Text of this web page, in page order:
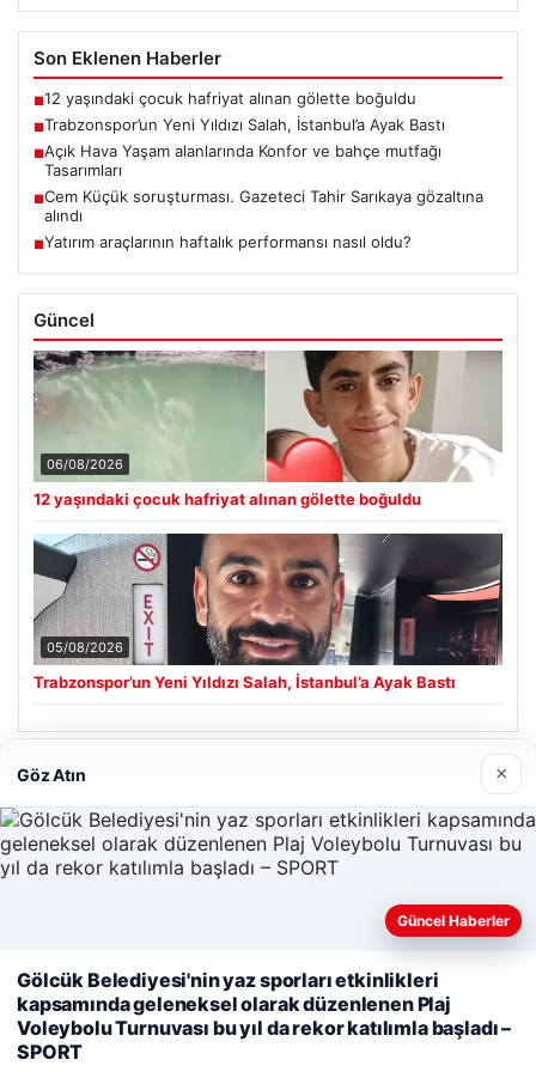
Son Eklenen Haberler
■12 yaşındaki çocuk hafriyat alınan gölette boğuldu
■Trabzonspor’un Yeni Yıldızı Salah, İstanbul’a Ayak Bastı
■Açık Hava Yaşam alanlarında Konfor ve bahçe mutfağı
Tasarımları
■Cem Küçük soruşturması. Gazeteci Tahir Sarıkaya gözaltına
alındı
■Yatırım araçlarının haftalık performansı nasıl oldu?
Güncel
06/08/2026
12 yaşındaki çocuk hafriyat alınan gölette boğuldu
05/08/2026
Trabzonspor’un Yeni Yıldızı Salah, İstanbul’a Ayak Bastı
Son Eklenen Firmalar
Web sitemizi nasıl kullandığınızı daha iyi anlayabilmek,
deneyiminizi kişiselleştirmek ve geliştirmek amacıyla çerezler
kullanıyoruz.Çerez Politikamız
Göz Atın ×
Güncel Haberler
Gölcük Belediyesi'nin yaz sporları etkinlikleri
kapsamında geleneksel olarak düzenlenen Plaj
Voleybolu Turnuvası bu yıl da rekor katılımla başladı –
SPORT